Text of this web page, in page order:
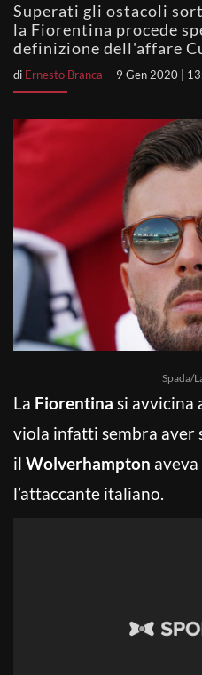
Superati gli ostacoli
la Fiorentina procede
definizione dell'affare
di Ernesto Branca 9 Gen 2020 |
Spada/
La Fiorentina si avvicina
viola infatti sembra aver
il Wolverhampton
l’attaccante italiano.